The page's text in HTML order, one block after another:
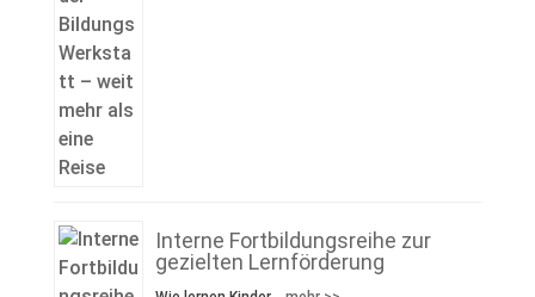
Interne Fortbildungsreihe zur
gezielten Lernförderung